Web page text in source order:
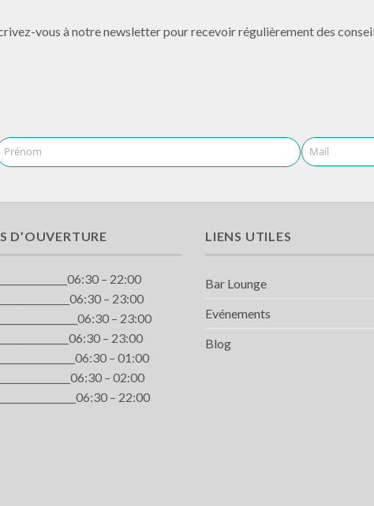
vous à notre newsletter pour recevoir régulièrement des
Prénom Mail
D’OUVERTURE
– 22:00
– 23:00
– 23:00
– 23:00
– 01:00
– 02:00
– 22:00
LIENS UTILES
Bar Lounge
Evénements
Blog